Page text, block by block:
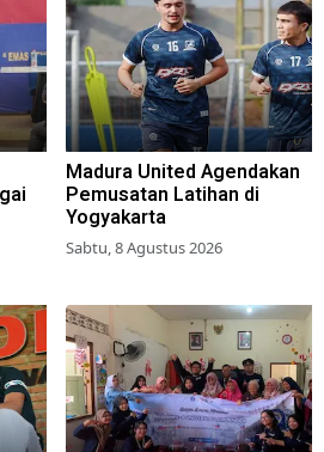
Madura United Agendakan
Pemusatan Latihan di
Yogyakarta
Sabtu, 8 Agustus 2026